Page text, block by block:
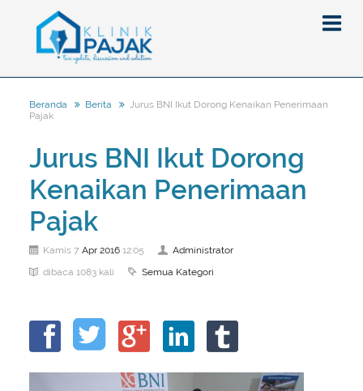
Artikel
Pajak
Pengantar
Pajak Penghasilan (PPh)
Pajak Pertambahan Nilai (PPN)
Penghitungan Pajak
Peraturan
PPh
Update Aturan Pajak
Aturan Pajak Lainnya
Formulir Pajak
Event
Tax Amnesty
Pengampunan Pajak
Peraturan Pengampunan Pajak
Beranda
About Us
Beranda Berita
Jurus BNI Ikut Dorong Kenaikan Penerimaan
Pajak
Jurus BNI Ikut Dorong
Kenaikan Penerimaan
Pajak
Kamis 7 Apr 201612:05 Administrator
dibaca 1083 kali Semua Kategori